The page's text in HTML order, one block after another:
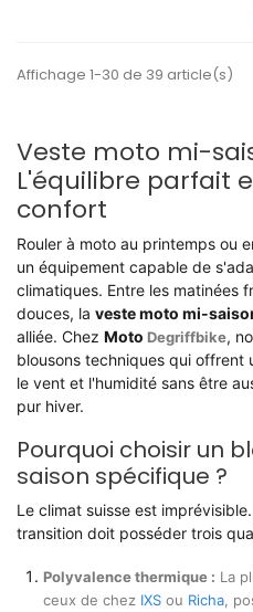
Affichage 1-30 de 39 article(s)
Veste moto mi-
L'équilibre parfait
confort
Rouler à moto au printemps ou
un équipement capable de
climatiques. Entre les matinées
douces, la veste moto mi-
alliée. Chez Moto Degriffbike,
blousons techniques qui
le vent et l'humidité sans être
pur hiver.
Pourquoi choisir un
saison spécifique ?
Le climat suisse est
transition doit posséder trois
Polyvalence thermique : La
ceux de chez IXS ou Richa ,